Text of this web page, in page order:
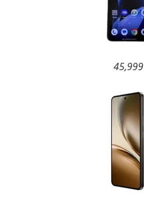
45,999